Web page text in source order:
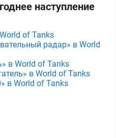
наступление
of Tanks
радар» в World
в World of Tanks
в World of Tanks
в World of Tanks